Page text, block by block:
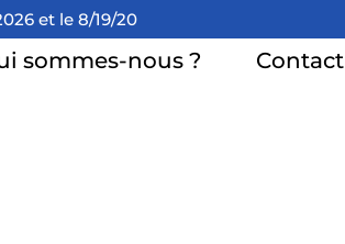
et le 8/19/2026 !
sommes-nous ? Contact